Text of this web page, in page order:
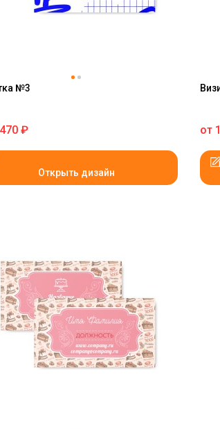
№3
₽
Открыть дизайн
от